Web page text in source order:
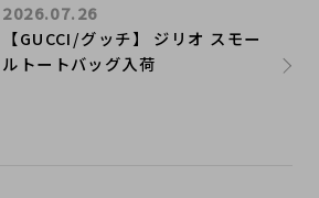
【GUCCI/グッチ】 ジリオ スモー
ルトートバッグ入荷
2026.07.26